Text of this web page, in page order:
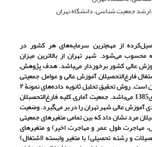
جمعیت شناسی، دانشگاه تهران
از مهم‌ترین سرمایه‌های هر کشور در
می‌شود. شهر تهران از بالاترین میزان
عالی کشور برخوردار می‌باشد. هدف پژوهش,
فارغ‌التحصیلان آموزش عالی و عوامل جمعیتی
اجتماعی مژثر بر آن است. روش تحقیق تحلبل ثانویه داده‌های نمونة ۲
درصدی سرشماری1385 می‌باشد. جمعیت آماری, کلیه فارغ‌التحصبلان
آموزش عالی شهر تهران را در بر می‌گیرد. وضعیت
مرد نشان داد که بین تمامی متغیرهای جمعیتی
مهاجرت طول عمر و مهاجرت اخیر) و متغیرهای
و رشته تحصیلی) با متغیر وابسته (اشتغال)